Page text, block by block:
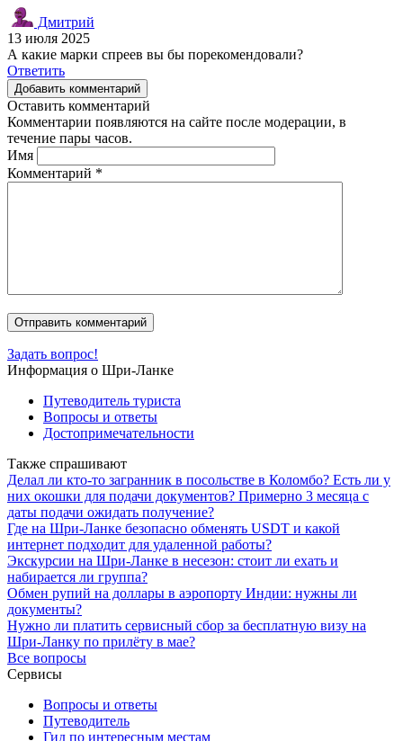
Дмитрий
13 июля 2025
А какие марки спреев вы бы порекомендовали?
Ответить
Добавить комментарий
Оставить комментарий
Комментарии появляются на сайте после модерации, в
течение пары часов.
Имя
Комментарий *
Задать вопрос!
Информация о Шри-Ланке
Путеводитель туриста
Вопросы и ответы
Достопримечательности
Также спрашивают
Делал ли кто-то загранник в посольстве в Коломбо? Есть ли у
них окошки для подачи документов? Примерно 3 месяца с
даты подачи ожидать получение?
Где на Шри-Ланке безопасно обменять USDT и какой
интернет подходит для удаленной работы?
Экскурсии на Шри-Ланке в несезон: стоит ли ехать и
набирается ли группа?
Обмен рупий на доллары в аэропорту Индии: нужны ли
документы?
Нужно ли платить сервисный сбор за бесплатную визу на
Шри-Ланку по прилёту в мае?
Все вопросы
Сервисы
Вопросы и ответы
Путеводитель
Гид по интересным местам